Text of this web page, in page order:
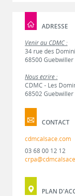
ADRESSE
Venir au CDMC :
34 rue des
68500 Guebwiller
Nous écrire :
CDMC - Les
68502 Guebwiller
CONTACT
cdmcalsace.com
03 68 00 12 12
PLAN